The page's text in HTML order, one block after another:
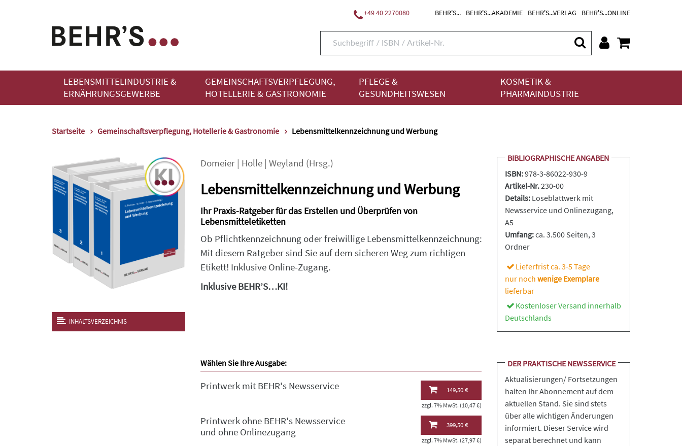
+49 40 2270080 BEHR'S... BEHR'S...AKADEMIE BEHR'S...VERLAG BEHR'S...ONLINE
LEBENSMITTELINDUSTRIE &
ERNÄHRUNGSGEWERBE
GEMEINSCHAFTSVERPFLEGUNG,
HOTELLERIE & GASTRONOMIE
PFLEGE &
GESUNDHEITSWESEN
KOSMETIK &
PHARMAINDUSTRIE
Startseite Gemeinschaftsverpflegung, Hotellerie & Gastronomie Lebensmittelkennzeichnung und Werbung
INHALTSVERZEICHNIS
Domeier| Holle| Weyland (Hrsg.)
Lebensmittelkennzeichnung und Werbung
Ihr Praxis-Ratgeber für das Erstellen und Überprüfen von
Lebensmitteletiketten
Ob Pflichtkennzeichnung oder freiwillige Lebensmittelkennzeichnung:
Mit diesem Ratgeber sind Sie auf dem sicheren Weg zum richtigen
Etikett! Inklusive Online-Zugang.
Inklusive BEHR’S…KI!
BIBLIOGRAPHISCHE ANGABEN
ISBN:978-3-86022-930-9
Artikel-Nr.230-00
Details: Loseblattwerk mit
Newsservice und Onlinezugang,
A5
Umfang:ca. 3.500 Seiten, 3
Ordner
Lieferfrist ca. 3-5 Tage
nur nochwenige Exemplare
lieferbar
Kostenloser Versand innerhalb
Deutschlands
Wählen Sie Ihre Ausgabe:
Printwerk mit BEHR's Newsservice 149,50 €
zzgl. 7% MwSt. (10,47 €)
Printwerk ohne BEHR's Newsservice
und ohne Onlinezugang
399,50 €
zzgl. 7% MwSt. (27,97 €)
DER PRAKTISCHE NEWSSERVICE
Aktualisierungen/ Fortsetzungen
halten Ihr Abonnement auf dem
aktuellen Stand. Sie sind stets
über alle wichtigen Änderungen
informiert. Dieser Service wird
separat berechnet und kann